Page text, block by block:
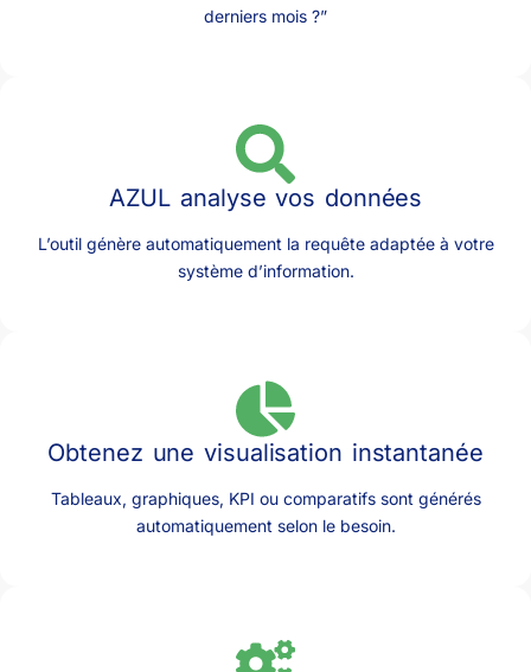
derniers mois ?”
AZUL analyse vos données
L’outil génère automatiquement la requête adaptée à votre
système d’information.
Obtenez une visualisation instantanée
Tableaux, graphiques, KPI ou comparatifs sont générés
automatiquement selon le besoin.